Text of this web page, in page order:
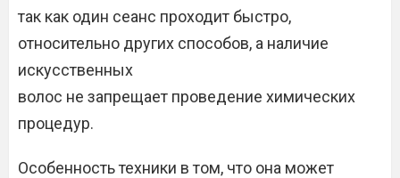
так как один сеанс проходит быстро,
относительно других способов, а наличие
искусственных
волос не запрещает проведение химических
процедур.
Особенность техники в том, что она может